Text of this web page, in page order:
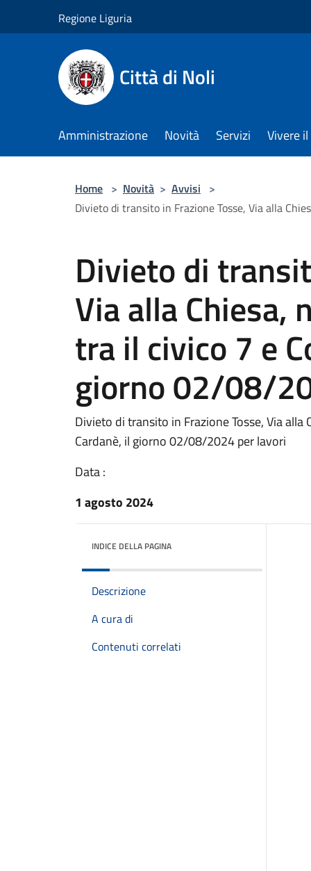
Regione Liguria
Città di Noli
Amministrazione Novità Servizi Vivere
Home > Novità > Avvisi >
Divieto di transito in Frazione Tosse, Via alla
Divieto di
Via alla Chiesa,
tra il civico 7 e
giorno 02/08/
Divieto di transito in Frazione Tosse, Via
Cardanè, il giorno 02/08/2024 per lavori
Data :
1 agosto 2024
INDICE DELLA PAGINA
Descrizione
A cura di
Contenuti correlati